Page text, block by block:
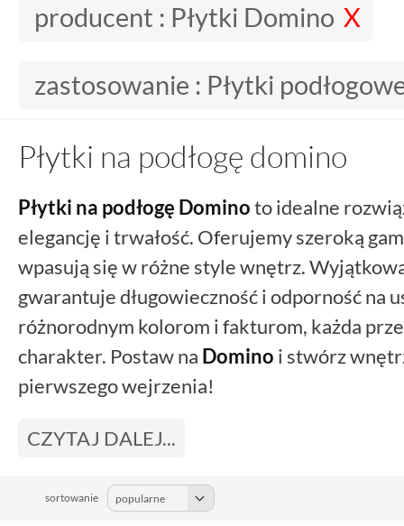
producent : Płytki Domino
zastosowanie : Płytki
Płytki na podłogę domino
Płytki na podłogę Dominoto idealne
elegancję i trwałość. Oferujemy szeroką
wpasują się w różne style wnętrz.
gwarantuje długowieczność i odporność na
różnorodnym kolorom i fakturom, każda
charakter. Postaw na Domino i stwórz
pierwszego wejrzenia!
CZYTAJ DALEJ...
sortowanie